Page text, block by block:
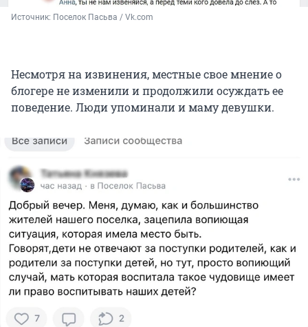
Источник: Поселок Пасьва / Vk.com
Несмотря на извинения, местные свое мнение о
блогере не изменили и продолжили осуждать ее
поведение. Люди упоминали и маму девушки.